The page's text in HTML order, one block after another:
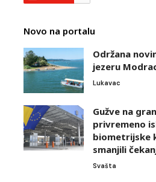
Novo na portalu
Održana
jezeru
Lukavac
Gužve na
privremeno
biometrijske
smanjili
Svašta